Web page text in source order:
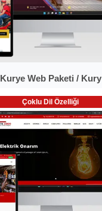
Kurye Web Paketi / Kury
Çoklu Dil Özelliği